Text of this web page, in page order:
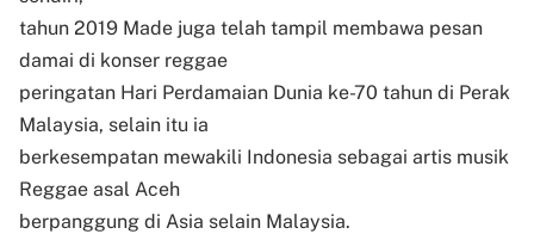
tahun 2019 Made juga telah tampil membawa pesan
damai di konser reggae
peringatan Hari Perdamaian Dunia ke-70 tahun di Perak
Malaysia, selain itu ia
berkesempatan mewakili Indonesia sebagai artis musik
Reggae asal Aceh
berpanggung di Asia selain Malaysia.